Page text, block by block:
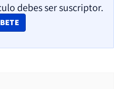
debes ser suscriptor.
NEW WINDOW